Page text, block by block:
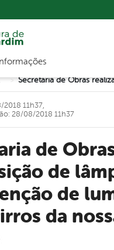
de navegação
>
de
de
da
11h37,
28/08/2018 11h37